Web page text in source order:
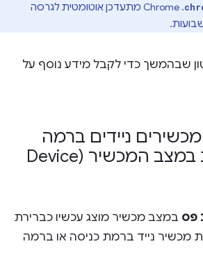
. ‫Chrome מתעדכן אוטומטית לגרסה
שבהמשך כדי לקבל מידע נוסף על
ניידים ברמה
נמוכה ובינונית במצב המכשיר (Device
פס במצב מכשיר מוצג עכשיו כברירת
מכשיר נייד ברמת כניסה או ברמה